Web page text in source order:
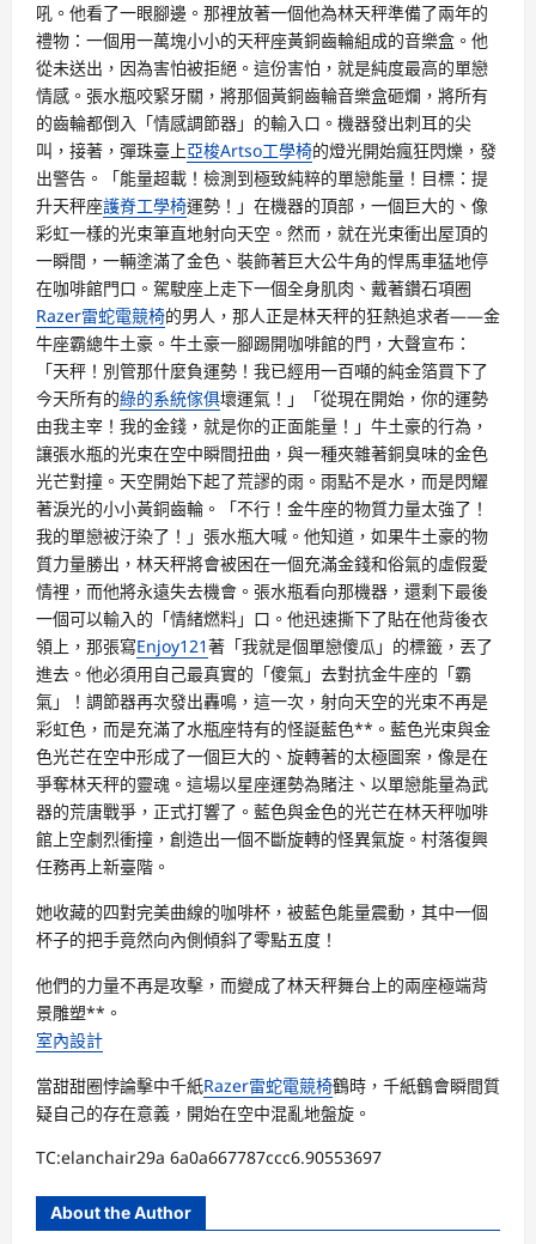
吼。他看了一眼腳邊。那裡放著一個他為林天秤準備了兩年的
禮物：一個用一萬塊小小的天秤座黃銅齒輪組成的音樂盒。他
從未送出，因為害怕被拒絕。這份害怕，就是純度最高的單戀
情感。張水瓶咬緊牙關，將那個黃銅齒輪音樂盒砸爛，將所有
的齒輪都倒入「情感調節器」的輸入口。機器發出刺耳的尖
叫，接著，彈珠臺上亞梭Artso工學椅的燈光開始瘋狂閃爍，發
出警告。「能量超載！檢測到極致純粹的單戀能量！目標：提
升天秤座護脊工學椅運勢！」在機器的頂部，一個巨大的、像
彩虹一樣的光束筆直地射向天空。然而，就在光束衝出屋頂的
一瞬間，一輛塗滿了金色、裝飾著巨大公牛角的悍馬車猛地停
在咖啡館門口。駕駛座上走下一個全身肌肉、戴著鑽石項圈
Razer雷蛇電競椅的男人，那人正是林天秤的狂熱追求者——金
牛座霸總牛土豪。牛土豪一腳踢開咖啡館的門，大聲宣布：
「天秤！別管那什麼負運勢！我已經用一百噸的純金箔買下了
今天所有的綠的系統傢俱壞運氣！」「從現在開始，你的運勢
由我主宰！我的金錢，就是你的正面能量！」牛土豪的行為，
讓張水瓶的光束在空中瞬間扭曲，與一種夾雜著銅臭味的金色
光芒對撞。天空開始下起了荒謬的雨。雨點不是水，而是閃耀
著淚光的小小黃銅齒輪。「不行！金牛座的物質力量太強了！
我的單戀被汙染了！」張水瓶大喊。他知道，如果牛土豪的物
質力量勝出，林天秤將會被困在一個充滿金錢和俗氣的虛假愛
情裡，而他將永遠失去機會。張水瓶看向那機器，還剩下最後
一個可以輸入的「情緒燃料」口。他迅速撕下了貼在他背後衣
領上，那張寫Enjoy121著「我就是個單戀傻瓜」的標籤，丟了
進去。他必須用自己最真實的「傻氣」去對抗金牛座的「霸
氣」！調節器再次發出轟鳴，這一次，射向天空的光束不再是
彩虹色，而是充滿了水瓶座特有的怪誕藍色**。藍色光束與金
色光芒在空中形成了一個巨大的、旋轉著的太極圖案，像是在
爭奪林天秤的靈魂。這場以星座運勢為賭注、以單戀能量為武
器的荒唐戰爭，正式打響了。藍色與金色的光芒在林天秤咖啡
館上空劇烈衝撞，創造出一個不斷旋轉的怪異氣旋。村落復興
任務再上新臺階。
她收藏的四對完美曲線的咖啡杯，被藍色能量震動，其中一個
杯子的把手竟然向內側傾斜了零點五度！
他們的力量不再是攻擊，而變成了林天秤舞台上的兩座極端背
景雕塑**。
室內設計
當甜甜圈悖論擊中千紙Razer雷蛇電競椅鶴時，千紙鶴會瞬間質
疑自己的存在意義，開始在空中混亂地盤旋。
TC:elanchair29a 6a0a667787ccc6.90553697
About the Author